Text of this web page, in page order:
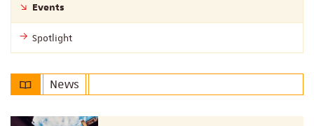
Events
Spotlight
News